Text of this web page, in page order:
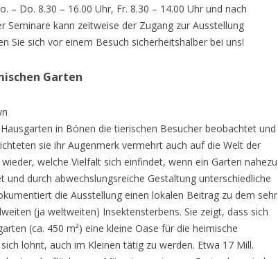
– Do. 8.30 – 16.00 Uhr, Fr. 8.30 – 14.00 Uhr und nach
Seminare kann zeitweise der Zugang zur Ausstellung
Sie sich vor einem Besuch sicherheitshalber bei uns!
Garten
in Bönen die tierischen Besucher beobachtet und
sie ihr Augenmerk vermehrt auch auf die Welt der
welche Vielfalt sich einfindet, wenn ein Garten nahezu
und durch abwechslungsreiche Gestaltung unterschiedliche
die Ausstellung einen lokalen Beitrag zu dem sehr
(ja weltweiten) Insektensterbens. Sie zeigt, dass sich
(ca. 450 m²) eine kleine Oase für die heimische
lohnt, auch im Kleinen tätig zu werden. Etwa 17 Mill.